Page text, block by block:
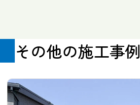
その他の施工事例